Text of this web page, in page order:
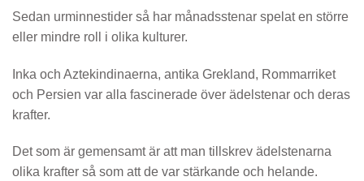
Sedan urminnestider så har månadsstenar spelat en större
eller mindre roll i olika kulturer.
Inka och Aztekindinaerna, antika Grekland, Rommarriket
och Persien var alla fascinerade över ädelstenar och deras
krafter.
Det som är gemensamt är att man tillskrev ädelstenarna
olika krafter så som att de var stärkande och helande.